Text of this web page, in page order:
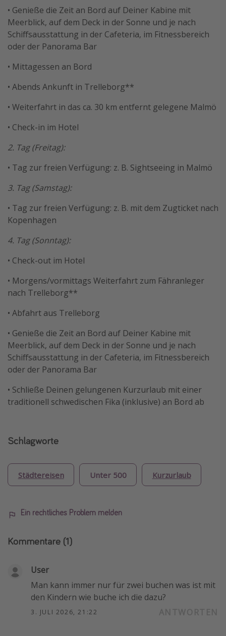
• Genieße die Zeit an Bord auf Deiner Kabine mit
Meerblick, auf dem Deck in der Sonne und je nach
Schiffsausstattung in der Cafeteria, im Fitnessbereich
oder der Panorama Bar
• Mittagessen an Bord
• Abends Ankunft in Trelleborg**
• Weiterfahrt in das ca. 30 km entfernt gelegene Malmö
• Check-in im Hotel
2. Tag (Freitag):
• Tag zur freien Verfügung: z. B. Sightseeing in Malmö
3. Tag (Samstag):
• Tag zur freien Verfügung: z. B. mit dem Zugticket nach
Kopenhagen
4. Tag (Sonntag):
• Check-out im Hotel
• Morgens/vormittags Weiterfahrt zum Fähranleger
nach Trelleborg**
• Abfahrt aus Trelleborg
• Genieße die Zeit an Bord auf Deiner Kabine mit
Meerblick, auf dem Deck in der Sonne und je nach
Schiffsausstattung in der Cafeteria, im Fitnessbereich
oder der Panorama Bar
• Schließe Deinen gelungenen Kurzurlaub mit einer
traditionell schwedischen Fika (inklusive) an Bord ab
Schlagworte
Städtereisen Unter 500 Kurzurlaub
Ein rechtliches Problem melden
Kommentare (1)
User
Man kann immer nur für zwei buchen was ist mit
den Kindern wie buche ich die dazu?
3. JULI 2026, 21:22